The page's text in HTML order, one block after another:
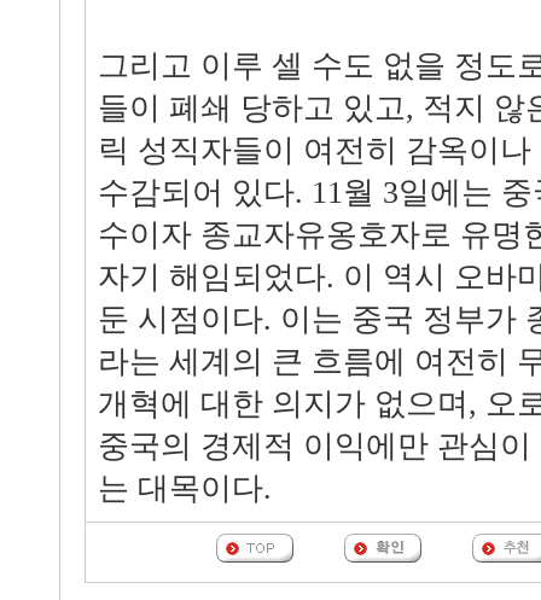
그리고 이루 셀 수도 없을 정도
들이 폐쇄 당하고 있고, 적지 않
릭 성직자들이 여전히 감옥이
수감되어 있다. 11월 3일에는
수이자 종교자유옹호자로 유명
자기 해임되었다. 이 역시 오바
둔 시점이다. 이는 중국 정부가
라는 세계의 큰 흐름에 여전히
개혁에 대한 의지가 없으며, 오
중국의 경제적 이익에만 관심
는 대목이다.